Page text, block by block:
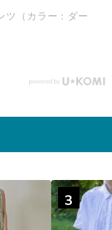
ツ（カラー：ダー
3